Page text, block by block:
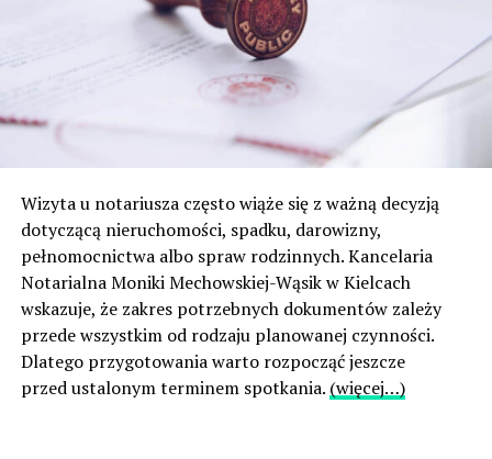
Wizyta u notariusza często wiąże się z ważną decyzją
dotyczącą nieruchomości, spadku, darowizny,
pełnomocnictwa albo spraw rodzinnych. Kancelaria
Notarialna Moniki Mechowskiej-Wąsik w Kielcach
wskazuje, że zakres potrzebnych dokumentów zależy
przede wszystkim od rodzaju planowanej czynności.
Dlatego przygotowania warto rozpocząć jeszcze
przed ustalonym terminem spotkania. (więcej…)